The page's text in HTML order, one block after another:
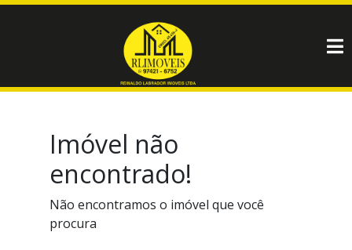
Imóvel não
encontrado!
Não encontramos o imóvel que você
procura